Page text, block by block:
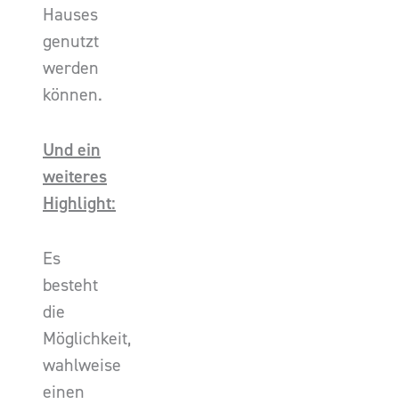
Hauses
genutzt
werden
können.
Und ein
weiteres
Highlight:
Es
besteht
die
Möglichkeit,
wahlweise
einen